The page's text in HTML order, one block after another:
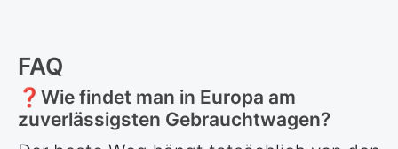
FAQ
❓Wie findet man in Europa am
zuverlässigsten Gebrauchtwagen?